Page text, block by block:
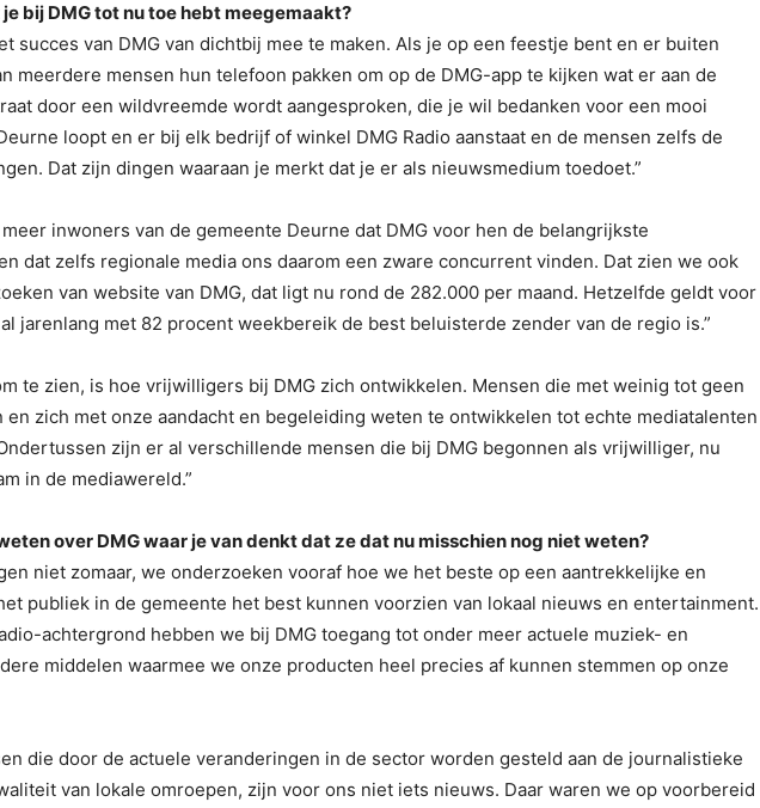
bij DMG tot nu toe hebt meegemaakt?
succes van DMG van dichtbij mee te maken. Als je op een feestje bent en er buiten
meerdere mensen hun telefoon pakken om op de DMG-app te kijken wat er aan de
door een wildvreemde wordt aangesproken, die je wil bedanken voor een mooi
loopt en er bij elk bedrijf of winkel DMG Radio aanstaat en de mensen zelfs de
Dat zijn dingen waaraan je merkt dat je er als nieuwsmedium toedoet.”
inwoners van de gemeente Deurne dat DMG voor hen de belangrijkste
dat zelfs regionale media ons daarom een zware concurrent vinden. Dat zien we ook
van website van DMG, dat ligt nu rond de 282.000 per maand. Hetzelfde geldt voor
jarenlang met 82 procent weekbereik de best beluisterde zender van de regio is.”
te zien, is hoe vrijwilligers bij DMG zich ontwikkelen. Mensen die met weinig tot geen
zich met onze aandacht en begeleiding weten te ontwikkelen tot echte mediatalenten
zijn er al verschillende mensen die bij DMG begonnen als vrijwilliger, nu
in de mediawereld.”
over DMG waar je van denkt dat ze dat nu misschien nog niet weten?
niet zomaar, we onderzoeken vooraf hoe we het beste op een aantrekkelijke en
publiek in de gemeente het best kunnen voorzien van lokaal nieuws en entertainment.
achtergrond hebben we bij DMG toegang tot onder meer actuele muziek- en
middelen waarmee we onze producten heel precies af kunnen stemmen op onze
die door de actuele veranderingen in de sector worden gesteld aan de journalistieke
van lokale omroepen, zijn voor ons niet iets nieuws. Daar waren we op voorbereid